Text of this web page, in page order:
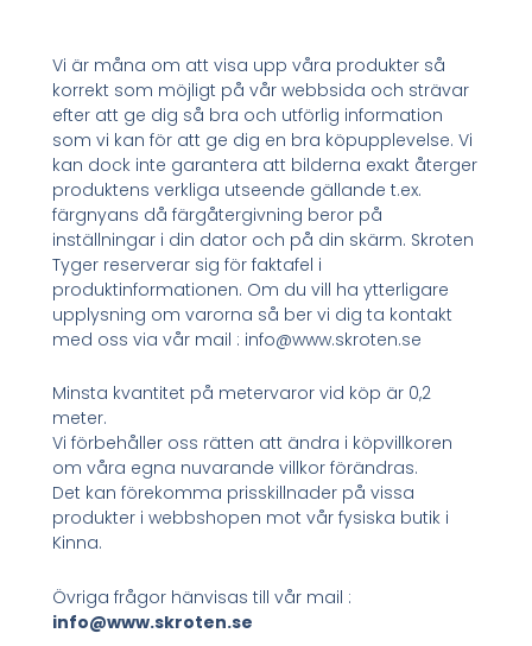
Vi är måna om att visa upp våra produkter så
korrekt som möjligt på vår webbsida och strävar
efter att ge dig så bra och utförlig information
som vi kan för att ge dig en bra köpupplevelse. Vi
kan dock inte garantera att bilderna exakt återger
produktens verkliga utseende gällande t.ex.
färgnyans då färgåtergivning beror på
inställningar i din dator och på din skärm. Skroten
Tyger reserverar sig för faktafel i
produktinformationen. Om du vill ha ytterligare
upplysning om varorna så ber vi dig ta kontakt
med oss via vår mail : info@www.skroten.se
Minsta kvantitet på metervaror vid köp är 0,2
meter.
Vi förbehåller oss rätten att ändra i köpvillkoren
om våra egna nuvarande villkor förändras.
Det kan förekomma prisskillnader på vissa
produkter i webbshopen mot vår fysiska butik i
Kinna.
Övriga frågor hänvisas till vår mail :
info@www.skroten.se